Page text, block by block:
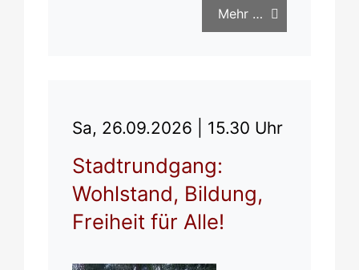
Mehr …
Sa, 26.09.2026 | 15.30 Uhr
Stadtrundgang:
Wohlstand, Bildung,
Freiheit für Alle!